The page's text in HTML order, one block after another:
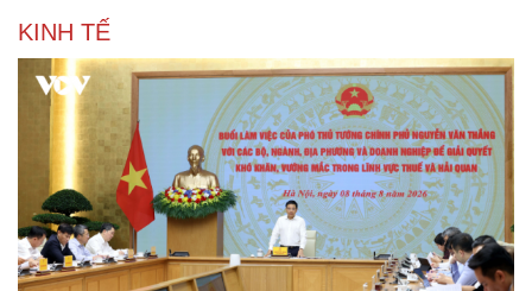
KINH TẾ